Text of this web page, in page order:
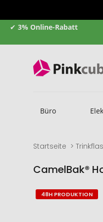
✔ 3% Online-Rabatt
Büro
Startseite
CamelBak®
Zum
Ende
Zum
Anfang
48H PRODUKTION